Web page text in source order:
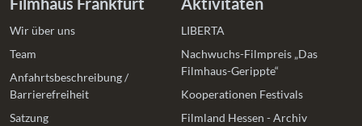
Wir über uns
Team
Anfahrtsbeschreibung /
Barrierefreiheit
Satzung
LIBERTA
Nachwuchs-Filmpreis „Das
Filmhaus-Gerippte“
Kooperationen Festivals
Filmland Hessen - Archiv